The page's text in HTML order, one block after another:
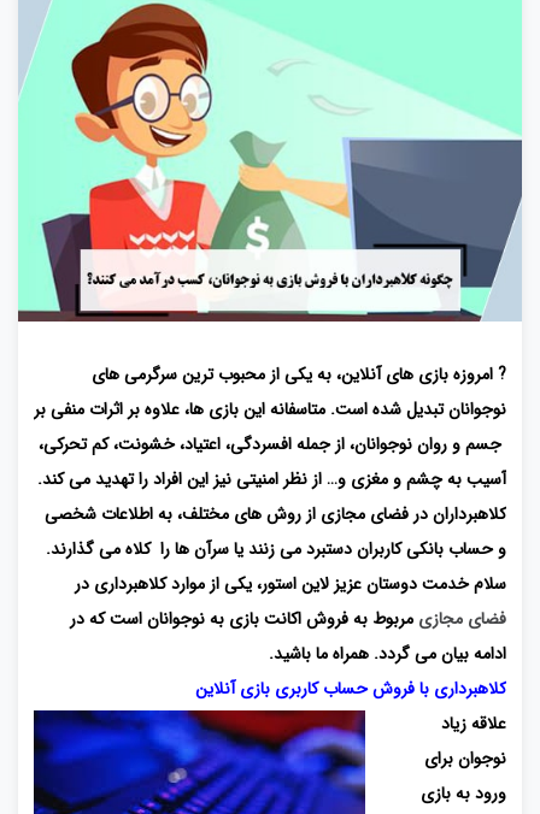
? امروزه بازی های آنلاین، به یکی از محبوب ترین سرگرمی های
نوجوانان تبدیل شده است. متاسفانه این بازی ها، علاوه بر اثرات منفی بر
جسم و روان نوجوانان، از جمله افسردگی، اعتیاد، خشونت، کم تحرکی،
آسیب به چشم و مغزی و… از نظر امنیتی نیز این افراد را تهدید می کند.
کلاهبرداران در فضای مجازی از روش های مختلف، به اطلاعات شخصی
و حساب بانکی کاربران دستبرد می زنند یا سرآن ها را کلاه می گذارند.
سلام خدمت دوستان عزیز لاین استور، یکی از موارد کلاهبرداری در
فضای مجازی مربوط به فروش اکانت بازی به نوجوانان است که در
ادامه بیان می گردد. همراه ما باشید.
کلاهبرداری با فروش حساب کاربری بازی آنلاین
علاقه زیاد
نوجوان برای
ورود به بازی